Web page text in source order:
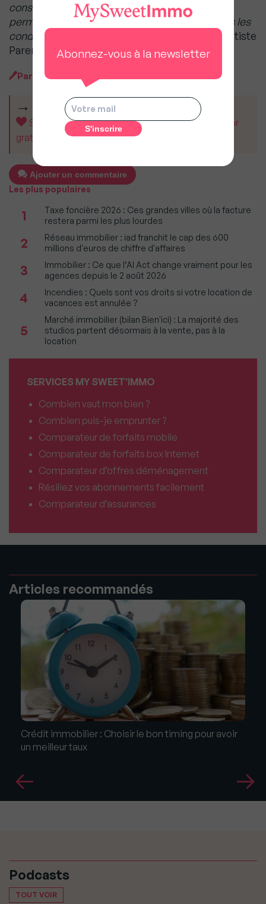
constituer un patrimoine immobilier mais de
permettre au vendeur de sortir du réméré dans les
conditions fixées au dépar
t » conclut Jean-Baptiste
Parent.
Par MySweetImmo
CET ARTICLE VOUS A AIDÉ ?
Soutenez MySweetImmo et aidez-nous à rester
gratuit pour tous.
Ajouter un commentaire
Les plus populaires
1
Taxe foncière 2026 : Ces grandes villes où la facture
restera parmi les plus lourdes
2
Réseau immobilier : iad franchit le cap des 600
millions d'euros de chiffre d'affaires
3
Immobilier : Ce que l’AI Act change vraiment pour les
agences depuis le 2 août 2026
4
Incendies : Quels sont vos droits si votre location de
vacances est annulée ?
5
Marché immobilier (bilan Bien'ici) : La majorité des
studios partent désormais à la vente, pas à la
location
SERVICES MY SWEET'IMMO
Combien vaut mon bien ?
Combien puis-je emprunter ?
Comparateur de forfaits mobile
Comparateur de forfaits box Internet
Comparateur d’offres déménagement
Résiliez vos abonnements facilement
Comparateur d’assurances
Articles recommandés
Crédit immobilier : Choisir le bon timing pour avoir
un meilleur taux
Podcasts
TOUT VOIR
Abonnez-vous à la newsletter